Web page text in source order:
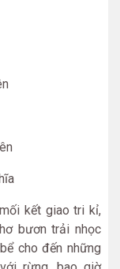
kết giao tri kỉ,
bươn trải nhọc
cho đến những